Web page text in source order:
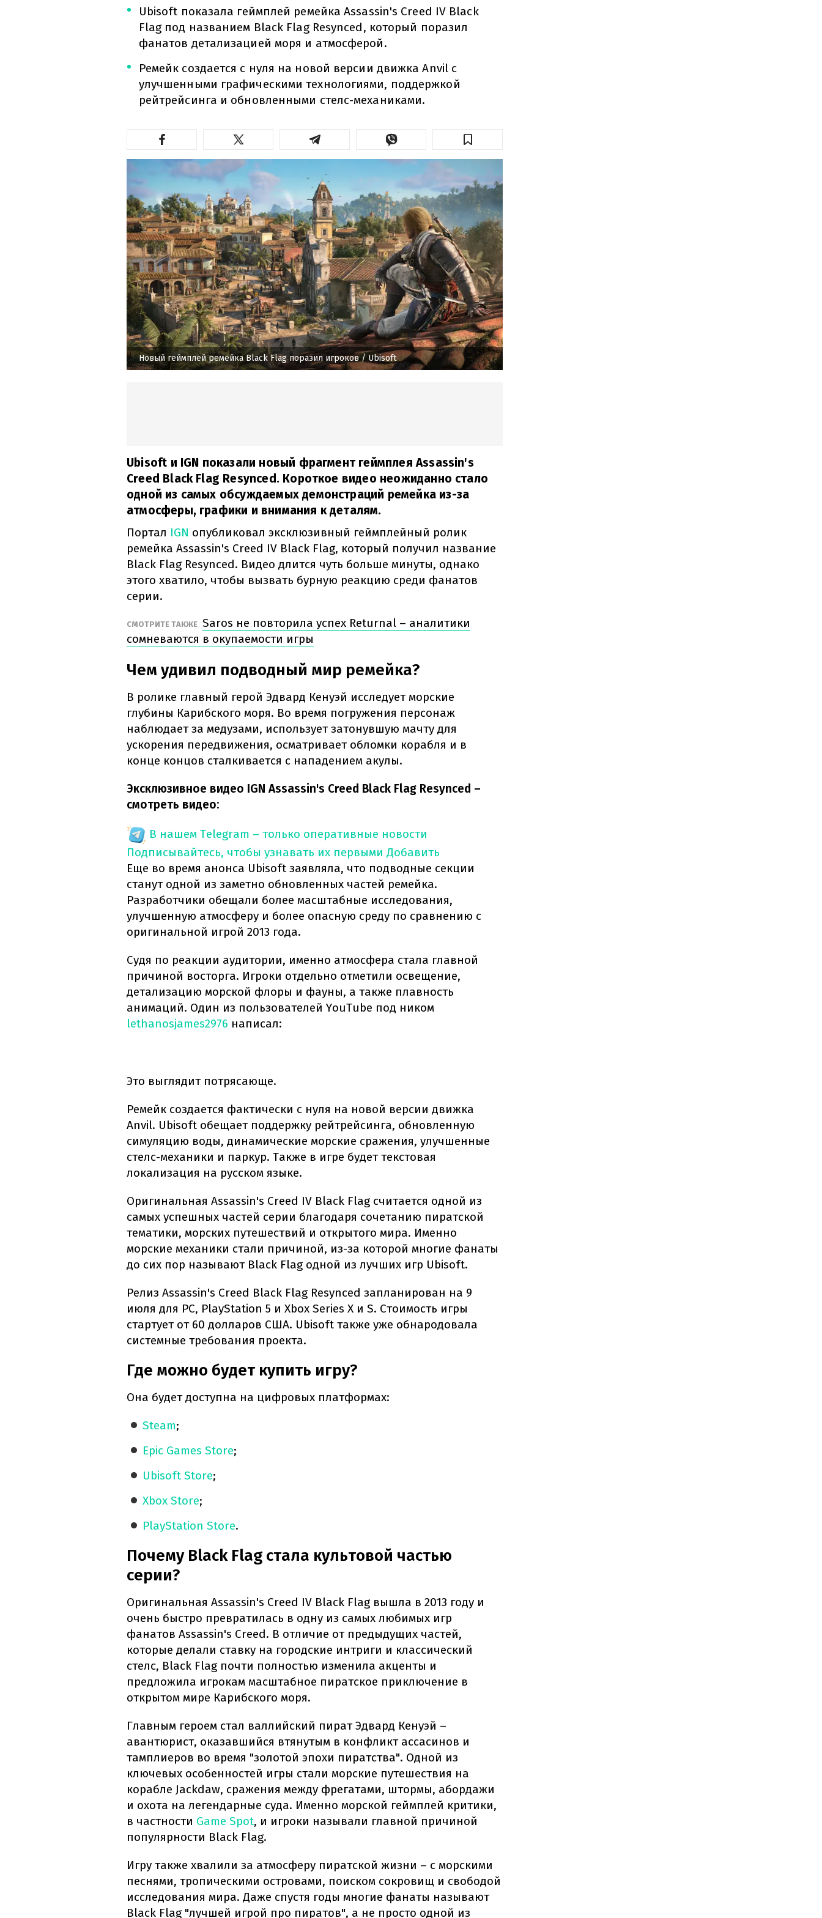
Ubisoft показала геймплей ремейка Assassin's Creed IV Black
Flag под названием Black Flag Resynced, который поразил
фанатов детализацией моря и атмосферой.
Ремейк создается с нуля на новой версии движка Anvil с
улучшенными графическими технологиями, поддержкой
рейтрейсинга и обновленными стелс-механиками.
Новый геймплей ремейка Black Flag поразил игроков/ Ubisoft
Ubisoft и IGN показали новый фрагмент геймплея Assassin's
Creed Black Flag Resynced. Короткое видео неожиданно стало
одной из самых обсуждаемых демонстраций ремейка из-за
атмосферы, графики и внимания к деталям.
Портал IGN опубликовал эксклюзивный геймплейный ролик
ремейка Assassin's Creed IV Black Flag, который получил название
Black Flag Resynced. Видео длится чуть больше минуты, однако
этого хватило, чтобы вызвать бурную реакцию среди фанатов
серии.
СМОТРИТЕ ТАКЖЕ Saros не повторила успех Returnal – аналитики
сомневаются в окупаемости игры
Чем удивил подводный мир ремейка?
В ролике главный герой Эдвард Кенуэй исследует морские
глубины Карибского моря. Во время погружения персонаж
наблюдает за медузами, использует затонувшую мачту для
ускорения передвижения, осматривает обломки корабля и в
конце концов сталкивается с нападением акулы.
Эксклюзивное видео IGN Assassin's Creed Black Flag Resynced –
смотреть видео:
В нашем Telegram – только оперативные новости
Подписывайтесь, чтобы узнавать их первыми Добавить
Еще во время анонса Ubisoft заявляла, что подводные секции
станут одной из заметно обновленных частей ремейка.
Разработчики обещали более масштабные исследования,
улучшенную атмосферу и более опасную среду по сравнению с
оригинальной игрой 2013 года.
Судя по реакции аудитории, именно атмосфера стала главной
причиной восторга. Игроки отдельно отметили освещение,
детализацию морской флоры и фауны, а также плавность
анимаций. Один из пользователей YouTube под ником
lethanosjames2976 написал:
Это выглядит потрясающе.
Ремейк создается фактически с нуля на новой версии движка
Anvil. Ubisoft обещает поддержку рейтрейсинга, обновленную
симуляцию воды, динамические морские сражения, улучшенные
стелс-механики и паркур. Также в игре будет текстовая
локализация на русском языке.
Оригинальная Assassin's Creed IV Black Flag считается одной из
самых успешных частей серии благодаря сочетанию пиратской
тематики, морских путешествий и открытого мира. Именно
морские механики стали причиной, из-за которой многие фанаты
до сих пор называют Black Flag одной из лучших игр Ubisoft.
Релиз Assassin's Creed Black Flag Resynced запланирован на 9
июля для PC, PlayStation 5 и Xbox Series X и S. Стоимость игры
стартует от 60 долларов США. Ubisoft также уже обнародовала
системные требования проекта.
Где можно будет купить игру?
Она будет доступна на цифровых платформах:
Steam;
Epic Games Store;
Ubisoft Store;
Xbox Store;
PlayStation Store.
Почему Black Flag стала культовой частью
серии?
Оригинальная Assassin's Creed IV Black Flag вышла в 2013 году и
очень быстро превратилась в одну из самых любимых игр
фанатов Assassin's Creed. В отличие от предыдущих частей,
которые делали ставку на городские интриги и классический
стелс, Black Flag почти полностью изменила акценты и
предложила игрокам масштабное пиратское приключение в
открытом мире Карибского моря.
Главным героем стал валлийский пират Эдвард Кенуэй –
авантюрист, оказавшийся втянутым в конфликт ассасинов и
тамплиеров во время "золотой эпохи пиратства". Одной из
ключевых особенностей игры стали морские путешествия на
корабле Jackdaw, сражения между фрегатами, штормы, абордажи
и охота на легендарные суда. Именно морской геймплей критики,
в частности Game Spot, и игроки называли главной причиной
популярности Black Flag.
Игру также хвалили за атмосферу пиратской жизни – с морскими
песнями, тропическими островами, поиском сокровищ и свободой
исследования мира. Даже спустя годы многие фанаты называют
Black Flag "лучшей игрой про пиратов", а не просто одной из